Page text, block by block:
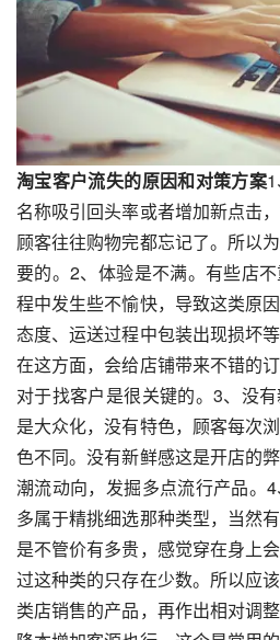
淘宝客户流失的原因和对策方案
名称吸引回头率或者增加新点击
顾客往往购物完都忘记了。所以
要的。2、体验是不满。有些店
程中发生些不愉快，导致这类原
态度、运送过程中包装出现损坏
在这方面，会给店铺带来不错的
对于找客户是很关键的。3、没
是大众化，没有特色，顾客每次
色不同。没有新鲜感这是开店的
潮流动向，发掘多点流行产品。
多属于精挑细选那种类型，当然
是不管价有多贵，感觉穿在身上
过这种类的只存在少数。所以应
类店销售的产品，再作出相对调